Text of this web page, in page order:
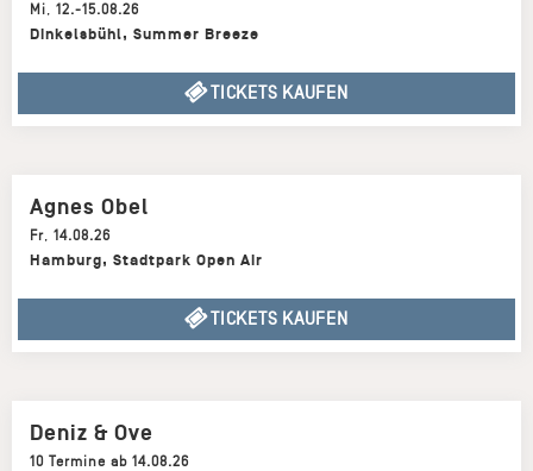
Mi, 12.-15.08.26
Dinkelsbühl, Summer Breeze
TICKETS KAUFEN
Deniz & Ove
10 Termine ab 14.08.26
Agnes Obel
Fr, 14.08.26
Hamburg, Stadtpark Open Air
TICKETS KAUFEN